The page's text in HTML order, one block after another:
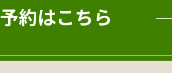
予約はこちら